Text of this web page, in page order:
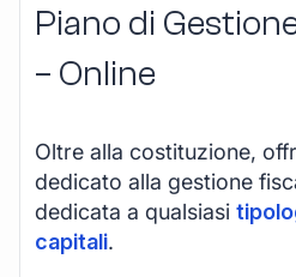
Piano di
– Online
Oltre alla costituzione,
dedicato alla gestione
dedicata a qualsiasi
capitali.